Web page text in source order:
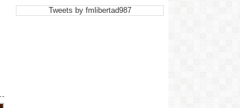
Tweets by fmlibertad987